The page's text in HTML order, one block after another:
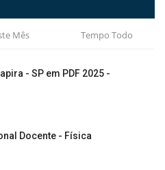
Mês Tempo Todo
- SP em PDF 2025 -
Docente - Física